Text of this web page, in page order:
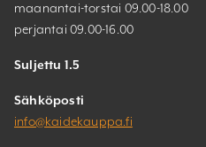
maanantai-torstai 09.00-18.00
perjantai 09.00-16.00
Suljettu 1.5
Sähköposti
info@kaidekauppa.fi